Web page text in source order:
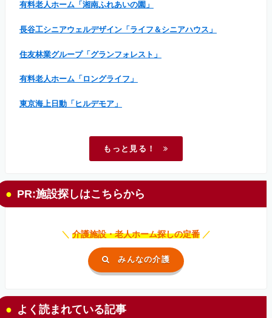
有料老人ホーム「湘南ふれあいの園」
長谷工シニアウェルデザイン「ライフ＆シニアハウス」
住友林業グループ「グランフォレスト」
有料老人ホーム「ロングライフ」
東京海上日動「ヒルデモア」
もっと見る！
PR:施設探しはこちらから
＼ 介護施設・老人ホーム探しの定番 ／
みんなの介護
よく読まれている記事